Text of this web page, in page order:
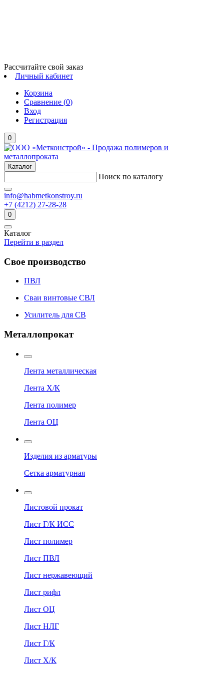
Рассчитайте свой заказ
Личный кабинет
Корзина
Сравнение (0)
Вход
Регистрация
0
Каталог
Поиск по каталогу
info@habmetkonstroy.ru
+7 (4212) 27-28-28
0
Каталог
Перейти в раздел
Свое производство
ПВЛ
Сваи винтовые СВЛ
Усилитель для СВ
Металлопрокат
Лента металлическая
Лента Х/К
Лента полимер
Лента ОЦ
Изделия из арматуры
Сетка арматурная
Листовой прокат
Лист Г/К ИСС
Лист полимер
Лист ПВЛ
Лист нержавеющий
Лист рифл
Лист ОЦ
Лист НЛГ
Лист Г/К
Лист Х/К